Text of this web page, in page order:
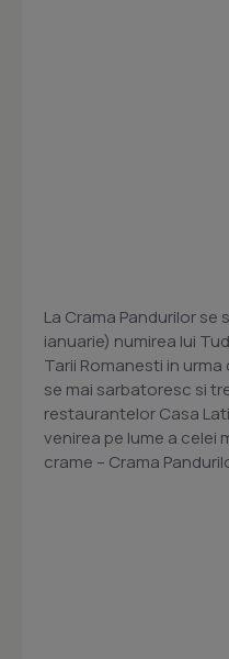
La Crama Pandurilor
ianuarie) numirea lui
Tarii Romanesti in urma
se mai sarbatoresc si
restaurantelor Casa
venirea pe lume a celei
crame – Crama